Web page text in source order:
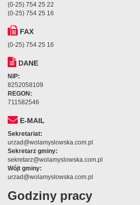
(0-25) 754 25 22
(0-25) 754 25 16
FAX
(0-25) 754 25 16
DANE
NIP:
8252058109
REGON:
711582546
E-MAIL
Sekretariat:
urzad@wolamyslowska.com.pl
Sekretarz gminy:
sekretarz@wolamyslowska.com.pl
Wójt gminy:
urzad@wolamyslowska.com.pl
Godziny pracy